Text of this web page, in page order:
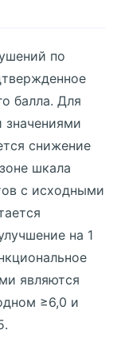
по
балла. Для
снижение
шкала
с исходными
на 1
являются
≥6,0 и